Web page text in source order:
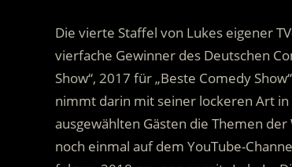
Die vierte Staffel von Lukes eigener
vierfache Gewinner des Deutschen
Show“, 2017 für „Beste Comedy
nimmt darin mit seiner lockeren Art in
ausgewählten Gästen die Themen
noch einmal auf dem YouTube-